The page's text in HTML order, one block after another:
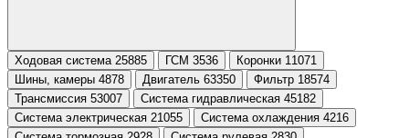
Ходовая система 25885 ГСМ 3536
Коронки 11071
Шины, камеры 4878
Двигатель 63350
Фильтр 18574
Трансмиссия 53007
Система гидравлическая 45182
Система электрическая 21055
Система охлаждения 4216